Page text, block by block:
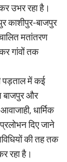
उभर रहा है।
काशीपुर-बाजपुर
मतांतरण
गांवों तक
पड़ताल में कई
बाजपुर और
धार्मिक
दिए जाने
की तह तक
रहा है।